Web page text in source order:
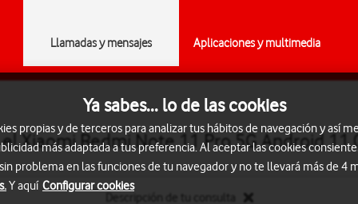
Llamadas y mensajes Aplicaciones y multimedia
Xiaomi Redmi Note 11 Pro 5G Android
Ya sabes... lo de las cookies
propias y de terceros para analizar tus hábitos de navegación y así
más adaptada a tus preferencia. Al aceptar las cookies
problema en las funciones de tu navegador y no te llevará más de 4
Y aquí Configurar cookies